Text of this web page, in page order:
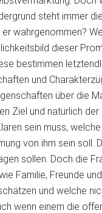
steht immer
wahrgenommen?
dieser
bestimmen
und
über die
Ziel und natürlich
sein muss,
von ihm sein soll.
sollen. Doch die
Familie, Freunde
und welche
wenn einem die